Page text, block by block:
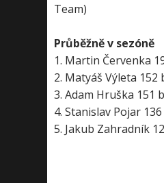
Team)
Průběžně v sezóně
1. Martin Červenka
2. Matyáš Výleta 152
3. Adam Hruška 151
4. Stanislav Pojar 136
5. Jakub Zahradník